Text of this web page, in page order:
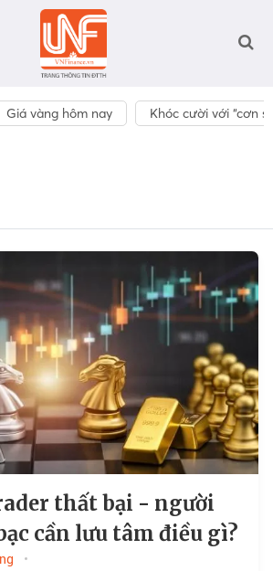
Giá vàng hôm nay Khóc cười với “cơn
thất bại - người
cần lưu tâm điều gì?